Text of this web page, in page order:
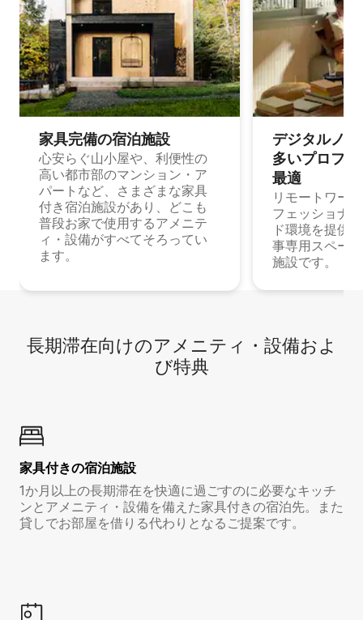
家具完備の宿⁠泊⁠施⁠設
心安らぐ山小屋や、利便性の
高い都市部のマンション・ア
パートなど、さまざまな家具
付き宿泊施設があり、どこも
普段お家で使用するアメニテ
ィ・設備がすべてそろってい
ます。
デジタルノ
多⁠いプ⁠ロ⁠フ⁠
最⁠適
リモートワー
フェッショナ
ド環境を提供
事専用スペー
施設です。
長期滞在向け⁠のア⁠メ⁠ニ⁠テ⁠ィ⁠・設⁠備⁠およ
び特⁠典
家具付き⁠の宿⁠泊⁠施⁠設
1か月以上の長期滞在を快適に過ごすのに必要なキッチ
ンとアメニティ・設備を備えた家具付きの宿泊先。また
貸しでお部屋を借りる代わりとなるご提案です。